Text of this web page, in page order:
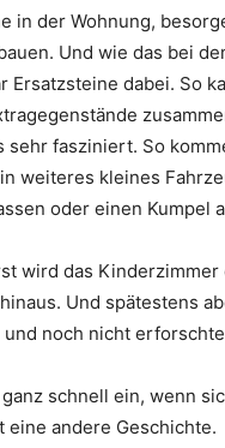
in der Wohnung,
Und wie das bei
Ersatzsteine dabei. So
fasziniert. So
weiteres kleines
oder einen Kumpel
wird das
Und spätestens
noch nicht
schnell ein, wenn
eine andere Geschichte.